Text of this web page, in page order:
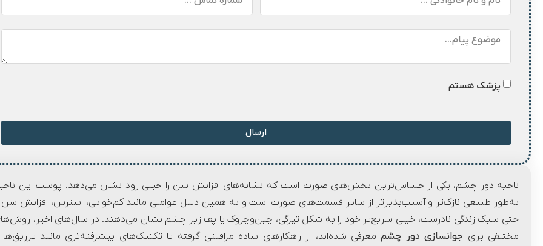
پزشک هستم
ارسال
ناحیه دور چشم، یکی از حساس‌ترین بخش‌های صورت است که نشانه‌های افزایش سن را خیلی زود نشان می‌دهد. پوست این
به‌طور طبیعی نازک‌تر و آسیب‌پذیرتر از سایر قسمت‌های صورت است و به همین دلیل عواملی مانند کم‌خوابی، استرس، افزایش
حتی سبک زندگی نادرست، خیلی سریع‌تر خود را به شکل تیرگی، چین‌وچروک یا پف زیر چشم نشان می‌دهند. در سال‌های اخیر،
مختلفی برای جوانسازی دور چشممعرفی شده‌اند، از راهکارهای ساده مراقبتی گرفته تا تکنیک‌های پیشرفته‌تری مانند